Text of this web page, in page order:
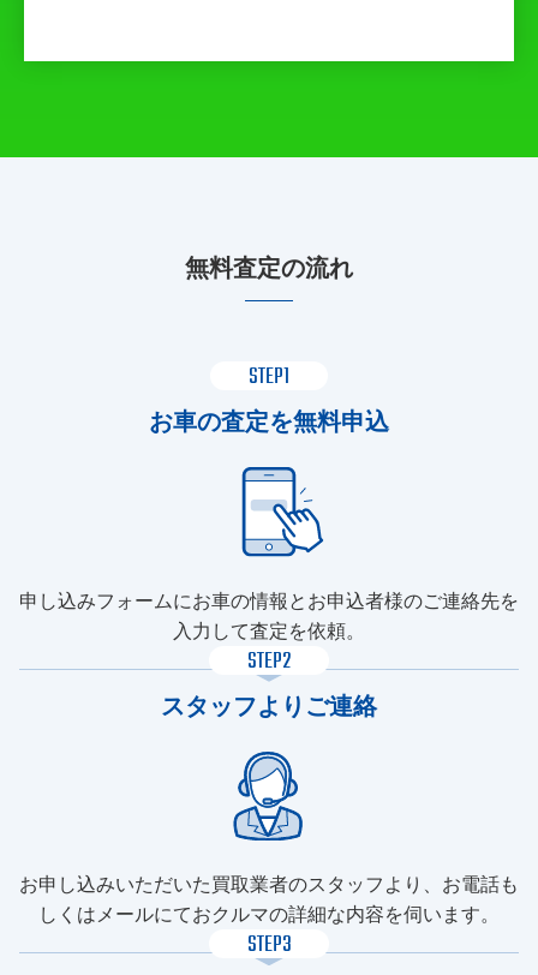
無料査定の流れ
STEP1
お車の査定を無料申込
申し込みフォームにお車の情報とお申込者様のご連絡先を
入力して査定を依頼。
STEP2
スタッフよりご連絡
お申し込みいただいた買取業者のスタッフより、お電話も
しくはメールにておクルマの詳細な内容を伺います。
STEP3